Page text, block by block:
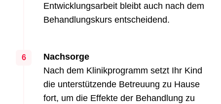
Entwicklungsarbeit bleibt auch nach dem
Behandlungskurs entscheidend.
6
Nachsorge
Nach dem Klinikprogramm setzt Ihr Kind
die unterstützende Betreuung zu Hause
fort, um die Effekte der Behandlung zu